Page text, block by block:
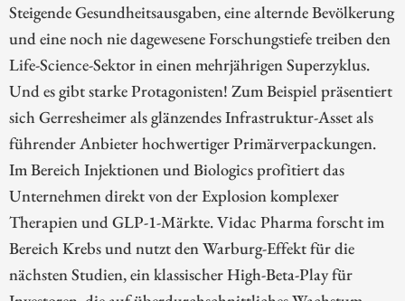
Steigende Gesundheitsausgaben, eine alternde Bevölkerung
und eine noch nie dagewesene Forschungstiefe treiben den
Life-Science-Sektor in einen mehrjährigen Superzyklus.
Und es gibt starke Protagonisten! Zum Beispiel präsentiert
sich Gerresheimer als glänzendes Infrastruktur-Asset als
führender Anbieter hochwertiger Primärverpackungen.
Im Bereich Injektionen und Biologics profitiert das
Unternehmen direkt von der Explosion komplexer
Therapien und GLP-1-Märkte. Vidac Pharma forscht im
Bereich Krebs und nutzt den Warburg-Effekt für die
nächsten Studien, ein klassischer High-Beta-Play für